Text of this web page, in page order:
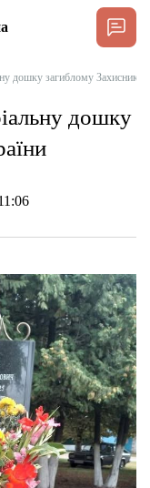
дошку загиблому Захиснику
дошку